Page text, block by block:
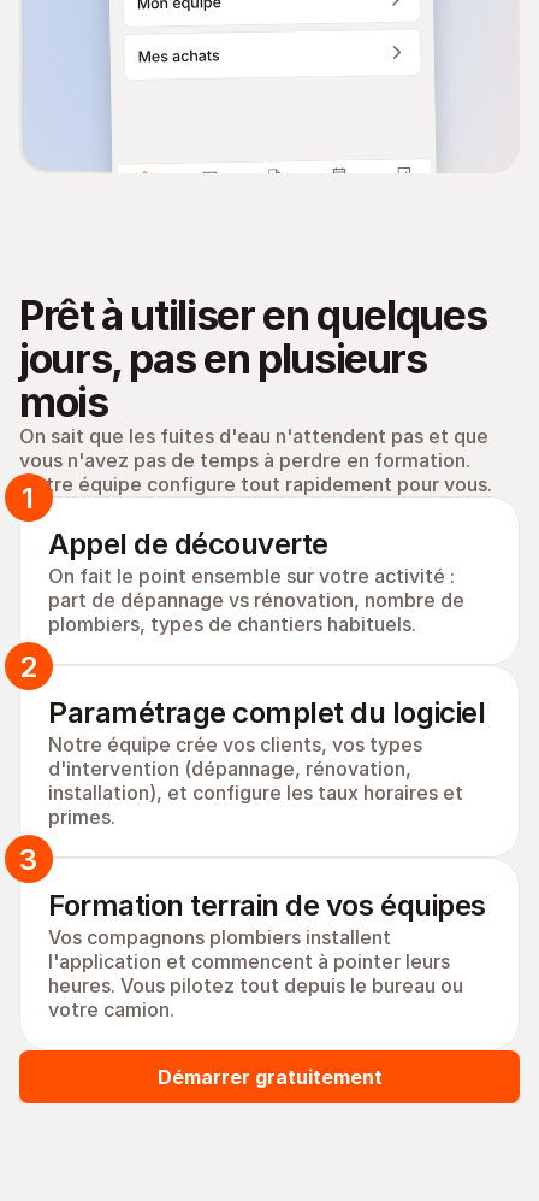
Prêt à utiliser en quelques
jours, pas en plusieurs
mois
On sait que les fuites d'eau n'attendent pas et que
vous n'avez pas de temps à perdre en formation.
Notre équipe configure tout rapidement pour vous.
Appel de découverte
On fait le point ensemble sur votre activité :
part de dépannage vs rénovation, nombre de
plombiers, types de chantiers habituels.
1
Paramétrage complet du logiciel
Notre équipe crée vos clients, vos types
d'intervention (dépannage, rénovation,
installation), et configure les taux horaires et
primes.
2
Formation terrain de vos équipes
Vos compagnons plombiers installent
l'application et commencent à pointer leurs
heures. Vous pilotez tout depuis le bureau ou
votre camion.
3
Démarrer gratuitement